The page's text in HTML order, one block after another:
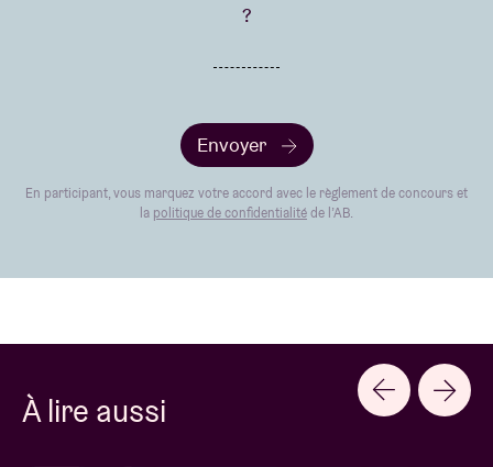
?
Envoyer
En participant, vous marquez votre accord avec le règlement de concours et
la politique de confidentialité de l’AB.
À lire aussi